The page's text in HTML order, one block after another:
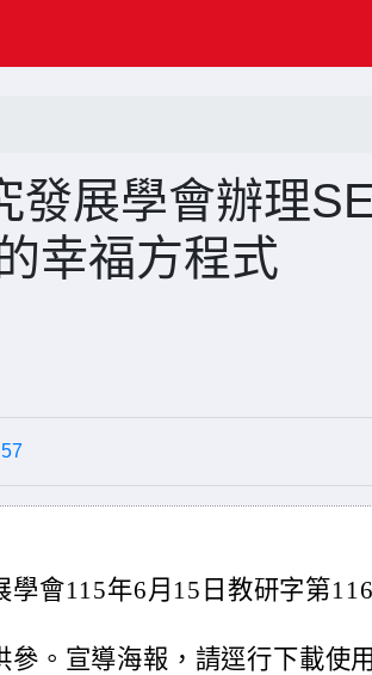
發展學會辦理
幸福方程式
57
會115年6月15日教研字第
參。宣導海報，請逕行下載使